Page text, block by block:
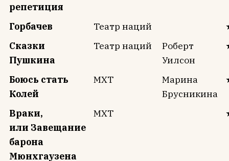
репетиция
Горбачев Театр наций
Сказки
Пушкина
Театр наций
Роберт
Уилсон
Боюсь стать
Колей
МХТ
Марина
Брусникина
Враки,
или Завещание
барона
Мюнхгаузена
МХТ